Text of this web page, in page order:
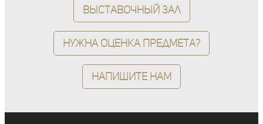
Выставочный зал
Нужна оценка предмета?
Напишите нам